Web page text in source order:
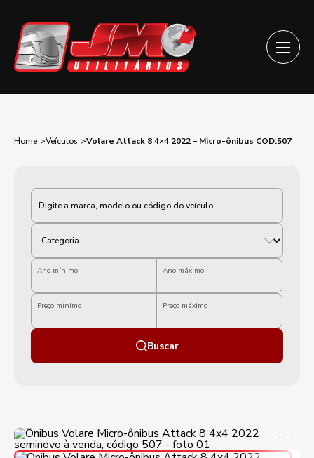
Home Veículos Volare Attack 8 4×4 2022 – Micro-ônibus COD.507
Categoria
Ano mínimo Ano máximo
Preço mínimo Preço máximo
Buscar